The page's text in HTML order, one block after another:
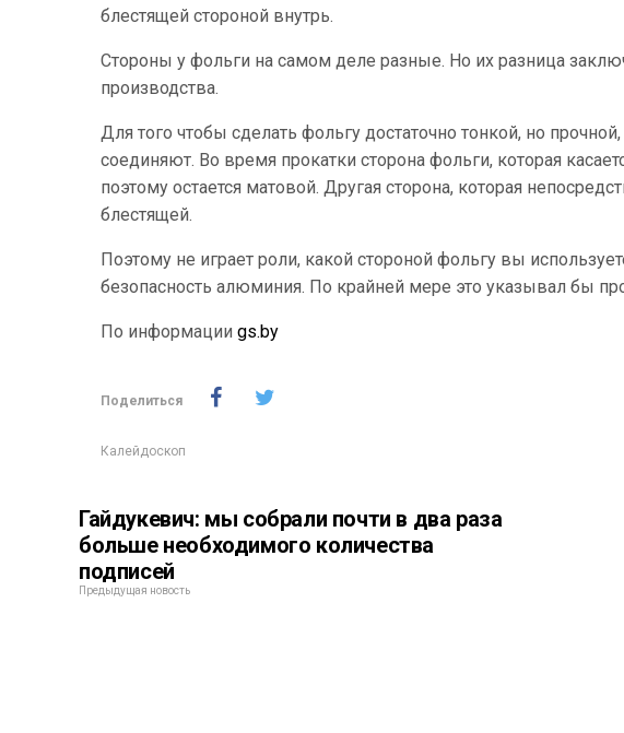
блестящей стороной внутрь.
Стороны у фольги на самом деле разные. Но их разница
производства.
Для того чтобы сделать фольгу достаточно тонкой, но
соединяют. Во время прокатки сторона фольги, которая
поэтому остается матовой. Другая сторона, которая
блестящей.
Поэтому не играет роли, какой стороной фольгу вы
безопасность алюминия. По крайней мере это указывал бы
По информации gs.by
Поделиться
Калейдоскоп
Гайдукевич: мы собрали почти в два раза
больше необходимого количества
подписей
Предыдущая новость